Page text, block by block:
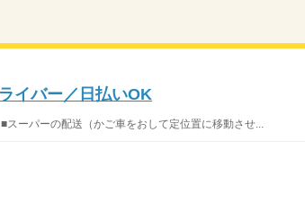
イバー／日払いOK
ーパーの配送（かご車をおして定位置に移動させ...